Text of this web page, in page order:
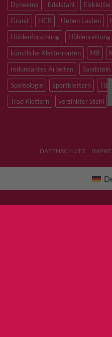
Dyneema
Edelstahl
Granit
HCR Heben Lasten
Höhlenforschung
Höhlenrettung
künstliche Kletterrouten
M8
redundantes Arbeiten
Sandstein
Speleologie
Sportklettern
Trad Klettern
verzinkter Stahl
DATENSCHUTZ